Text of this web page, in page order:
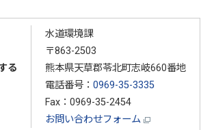
る
水道環境課
〒863-2503
熊本県天草郡苓北町志岐660番地
電話番号： 0969-35-3335
Fax：0969-35-2454
お問い合わせフォーム